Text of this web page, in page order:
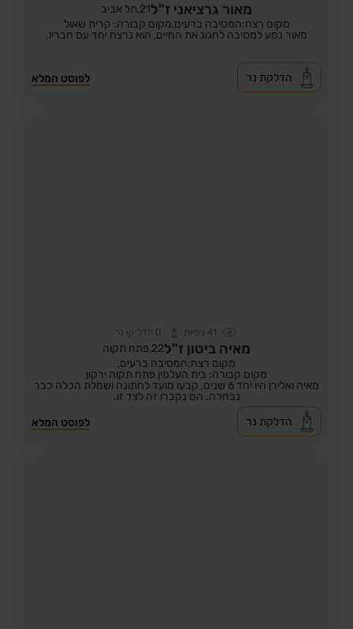
מאור גרציאני ז"ל21, תל אביב
מקום רצח:המסיבה ברעים,מקום קבורה: קרית שאול
מאור נסע למסיבה לחגוג את החיים, הוא נרצח יחד עם חבריו.
לפוסט המלא הדלקת נר
41 צפיות 0 הדליקו נר
מאיה ביטון ז"ל22, פתח תקוה
מקום רצח:המסיבה ברעים,
מקום קבורה: בית העלמין פתח תקוה ירקון
מאיה ואלירן היו יחד 6 שנים, קבעו מועד לחתונה ושמלת הכלה כבר
נבחרה. הם נקברו זה לצד זו.
לפוסט המלא
הדלקת נר